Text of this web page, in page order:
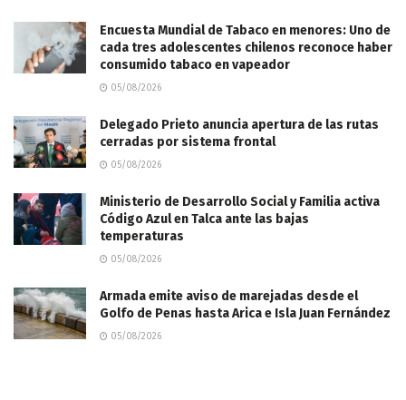
Encuesta Mundial de Tabaco en menores: Uno de
cada tres adolescentes chilenos reconoce haber
consumido tabaco en vapeador
05/08/2026
Delegado Prieto anuncia apertura de las rutas
cerradas por sistema frontal
05/08/2026
Ministerio de Desarrollo Social y Familia activa
Código Azul en Talca ante las bajas
temperaturas
05/08/2026
​Armada emite aviso de marejadas desde el
Golfo de Penas hasta Arica e Isla Juan Fernández
05/08/2026